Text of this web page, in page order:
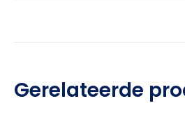
Gerelateerde